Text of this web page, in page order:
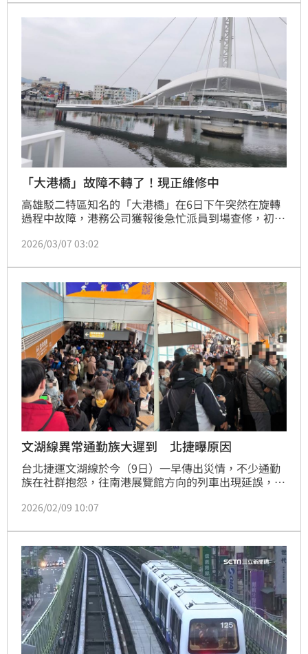
門，不過還是有民眾熱心幫忙開門。
「大港橋」故障不轉了！現正維修中
高雄駁二特區知名的「大港橋」在6日下午突然在旋轉
過程中故障，港務公司獲報後急忙派員到場查修，初步
組恢復運作，目前維修作業還在進行中，港務公司於7
復旋轉。
2026/03/07 03:02
文湖線異常通勤族大遲到 北捷曝原因
台北捷運文湖線於今（9日）一早傳出災情，不少通勤
族在社群抱怨，往南港展覽館方向的列車出現延誤，導
常，班距調整中。經維修人員初步判斷為控制線路異常
2026/02/09 10:07